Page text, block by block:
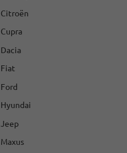
Citroën
Cupra
Dacia
Fiat
Ford
Hyundai
Jeep
Maxus